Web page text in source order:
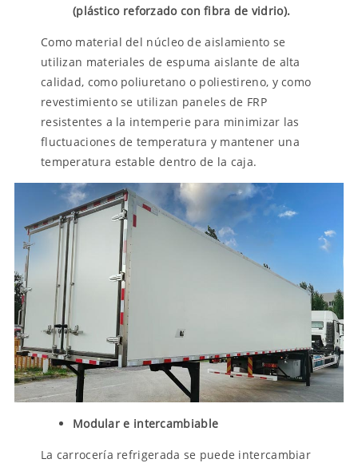
(plástico reforzado con fibra de vidrio).
Como material del núcleo de aislamiento se
utilizan materiales de espuma aislante de alta
calidad, como poliuretano o poliestireno, y como
revestimiento se utilizan paneles de FRP
resistentes a la intemperie para minimizar las
fluctuaciones de temperatura y mantener una
temperatura estable dentro de la caja.
Modular e intercambiable
La carrocería refrigerada se puede intercambiar